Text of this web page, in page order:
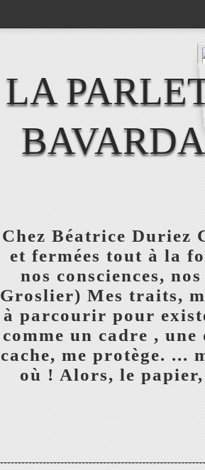
LA
Chez Béatrice Duriez
et fermées tout à la
nos consciences,
Groslier) Mes traits,
à parcourir pour
comme un cadre ,
cache, me protège. ...
où ! Alors, le